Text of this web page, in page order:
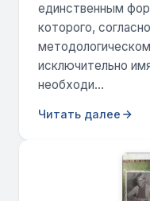
единственным
которого,
исключительно
необходи...
Читать далее